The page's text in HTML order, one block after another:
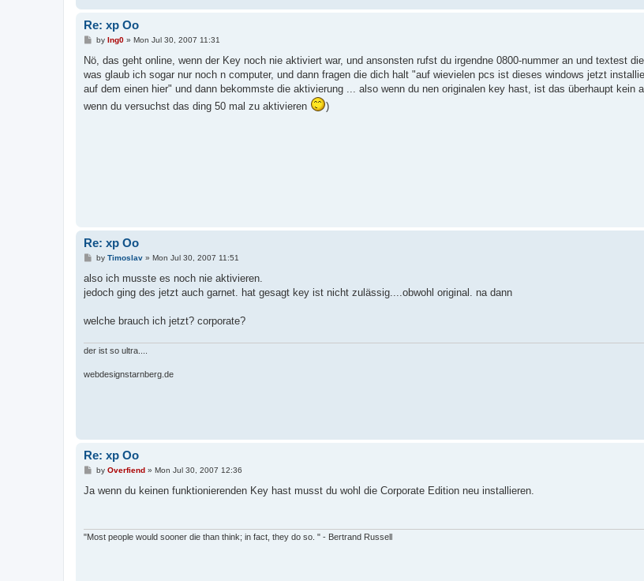
Re: xp Oo
P
s
by Ing0» Mon Jul 30, 2007 11:31
Nö, das geht online, wenn der Key noch nie aktiviert war, und ansonsten rufst du irgendne 0800-nummer an und textest
was glaub ich sogar nur noch n computer, und dann fragen die dich halt "auf wievielen pcs ist dieses windows jetzt
auf dem einen hier" und dann bekommste die aktivierung ... also wenn du nen originalen key hast, ist das überhaupt kein
wenn du versuchst das ding 50 mal zu aktivieren
)
Re: xp Oo
P
s
by Timoslav» Mon Jul 30, 2007 11:51
also ich musste es noch nie aktivieren.
jedoch ging des jetzt auch garnet. hat gesagt key ist nicht zulässig....obwohl original. na dann
welche brauch ich jetzt? corporate?
der ist so ultra....
webdesignstarnberg.de
Re: xp Oo
P
s
by Overfiend» Mon Jul 30, 2007 12:36
Ja wenn du keinen funktionierenden Key hast musst du wohl die Corporate Edition neu installieren.
"Most people would sooner die than think; in fact, they do so. " - Bertrand Russell